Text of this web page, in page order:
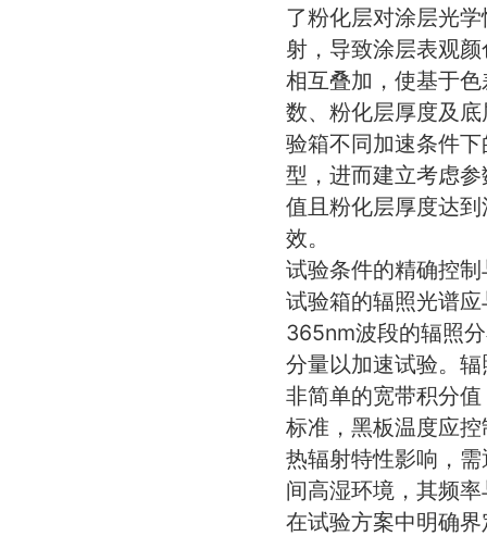
了粉化层对涂层光
射，导致涂层表观
相互叠加，使基于
数、粉化层厚度及
验箱不同加速条件
型，进而建立考虑
值且粉化层厚度达
效。
试验条件的精确控
试验箱的辐照光谱
365nm波段的辐照
分量以加速试验。
非简单的宽带积分
标准，黑板温度应
热辐射特性影响，
间高湿环境，其频
在试验方案中明确界